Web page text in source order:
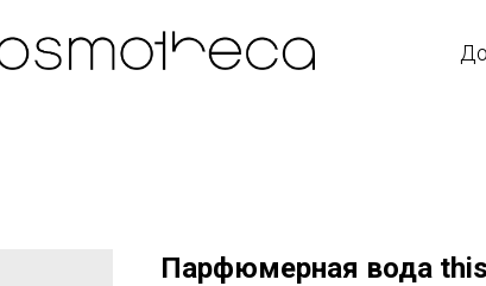
Парфюмерная вода